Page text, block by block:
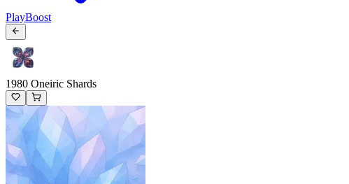
PlayBoost
1980 Oneiric Shards